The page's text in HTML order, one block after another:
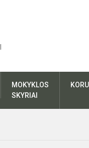
MOKYKLOS
SKYRIAI